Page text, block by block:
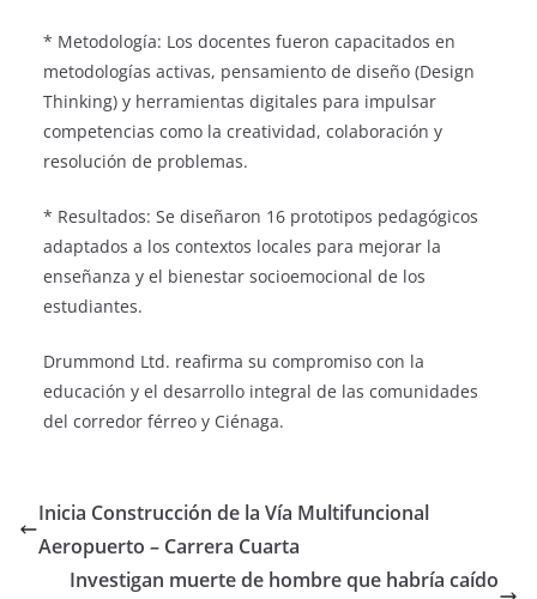
* Metodología: Los docentes fueron capacitados en
metodologías activas, pensamiento de diseño (Design
Thinking) y herramientas digitales para impulsar
competencias como la creatividad, colaboración y
resolución de problemas.
* Resultados: Se diseñaron 16 prototipos pedagógicos
adaptados a los contextos locales para mejorar la
enseñanza y el bienestar socioemocional de los
estudiantes.
Drummond Ltd. reafirma su compromiso con la
educación y el desarrollo integral de las comunidades
del corredor férreo y Ciénaga.
Inicia Construcción de la Vía Multifuncional
Aeropuerto – Carrera Cuarta
Investigan muerte de hombre que habría caído